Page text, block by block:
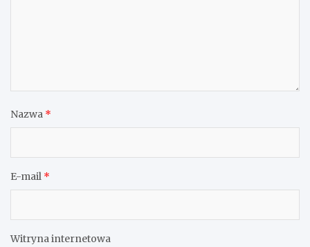
Nazwa *
E-mail *
Witryna internetowa